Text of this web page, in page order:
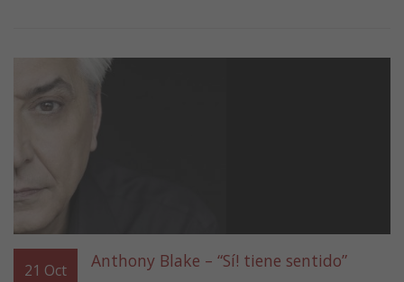
21 Oct Anthony Blake – “Sí! tiene sentido”